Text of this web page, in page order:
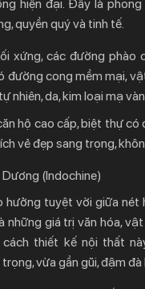
hiện đại. Đây là
quyền quý và tinh tế.
xứng, các đường phào
đường cong mềm mại,
nhiên, da, kim loại mạ
hộ cao cấp, biệt thự có
vẻ đẹp sang trọng,
(Indochine)
hưởng tuyệt vời giữa nét
những giá trị văn hóa,
cách thiết kế nội thất
vừa gần gũi, đậm đà